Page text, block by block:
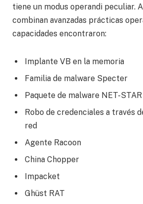
tiene un modus operandi peculiar.
combinan avanzadas prácticas
capacidades encontraron:
Implante VB en la memoria
Familia de malware Specter
Paquete de malware NET-STAR
Robo de credenciales a través
red
Agente Racoon
China Chopper
Impacket
Ghüst RAT